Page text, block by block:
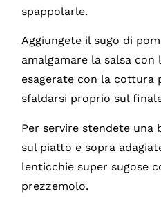
spappolarle.
Aggiungete il sugo di
amalgamare la salsa
esagerate con la cottura
sfaldarsi proprio sul
Per servire stendete una
sul piatto e sopra
lenticchie super sugose
prezzemolo.